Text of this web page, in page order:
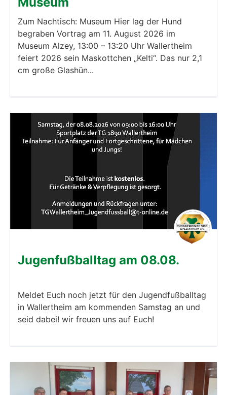
Zum Nachtisch: Museum Hier lag der Hund
begraben Vortrag am 11. August 2026 im
Museum Alzey, 13:00 – 13:20 Uhr Wallertheim
feiert 2026 sein Maskottchen „Kelti“. Das nur 2,1
cm große Glashün...
Jugenfußballtag am 08.08.
Meldet Euch noch jetzt für den Jugendfußballtag
in Wallertheim am kommenden Samstag an und
seid dabei! wir freuen uns auf Euch!